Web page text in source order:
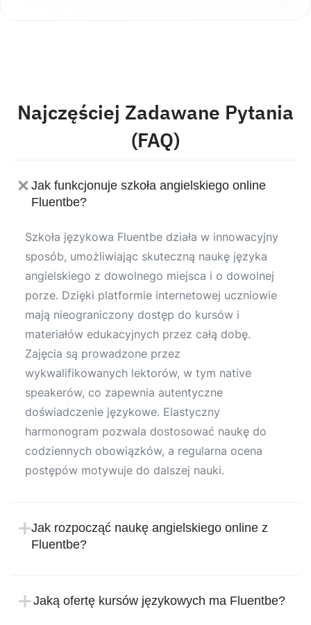
Najczęściej Zadawane Pytania
(FAQ)
Jak funkcjonuje szkoła angielskiego online
Fluentbe?
Szkoła językowa Fluentbe działa w innowacyjny
sposób, umożliwiając skuteczną naukę języka
angielskiego z dowolnego miejsca i o dowolnej
porze. Dzięki platformie internetowej uczniowie
mają nieograniczony dostęp do kursów i
materiałów edukacyjnych przez całą dobę.
Zajęcia są prowadzone przez
wykwalifikowanych lektorów, w tym native
speakerów, co zapewnia autentyczne
doświadczenie językowe. Elastyczny
harmonogram pozwala dostosować naukę do
codziennych obowiązków, a regularna ocena
postępów motywuje do dalszej nauki.
Jak rozpocząć naukę angielskiego online z
Fluentbe?
intuicyjne. Wystarczy zarejestrować się na
Jaką ofertę kursów językowych ma Fluentbe?